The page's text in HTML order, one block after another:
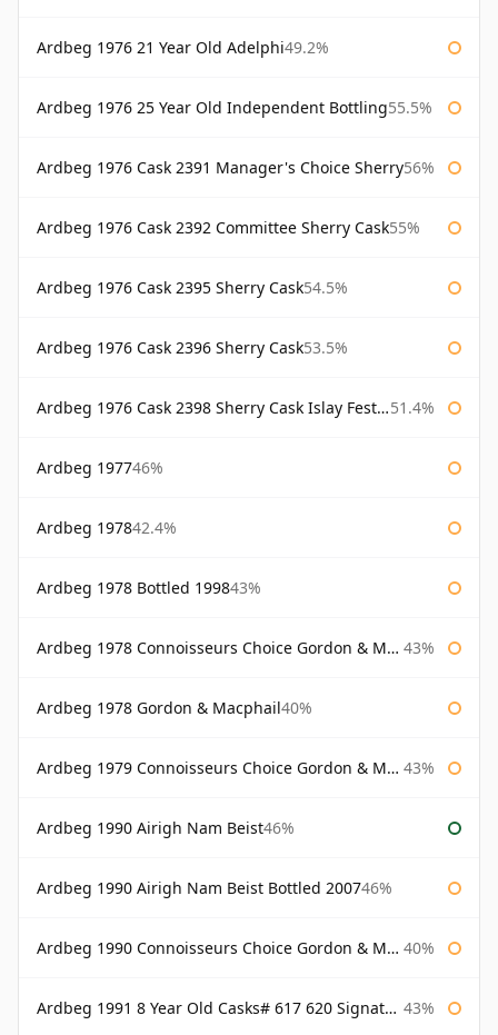
Ardbeg 1976 21 Year Old Adelphi49.2%
Ardbeg 1976 25 Year Old Independent Bottling55.5%
Ardbeg 1976 Cask 2391 Manager's Choice Sherry56%
Ardbeg 1976 Cask 2392 Committee Sherry Cask55%
Ardbeg 1976 Cask 2395 Sherry Cask54.5%
Ardbeg 1976 Cask 2396 Sherry Cask53.5%
Ardbeg 1976 Cask 2398 Sherry Cask Islay Festival 2004 51.4%
Ardbeg 197746%
Ardbeg 197842.4%
Ardbeg 1978 Bottled 199843%
Ardbeg 1978 Connoisseurs Choice Gordon & Macphail 43%
Ardbeg 1978 Gordon & Macphail40%
Ardbeg 1979 Connoisseurs Choice Gordon & Macphail 43%
Ardbeg 1990 Airigh Nam Beist46%
Ardbeg 1990 Airigh Nam Beist Bottled 200746%
Ardbeg 1990 Connoisseurs Choice Gordon & Macphail 40%
Ardbeg 1991 8 Year Old Casks# 617 620 Signatory 43%